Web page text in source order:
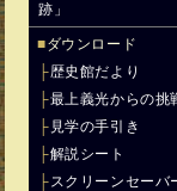
跡」
■ダウンロード
├歴史館だより
├最上義光からの挑
├ 見学の手引き
├解説シート
├スクリーンセーバ